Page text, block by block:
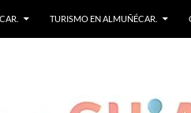
TURISMO EN ALMUÑÉCAR.